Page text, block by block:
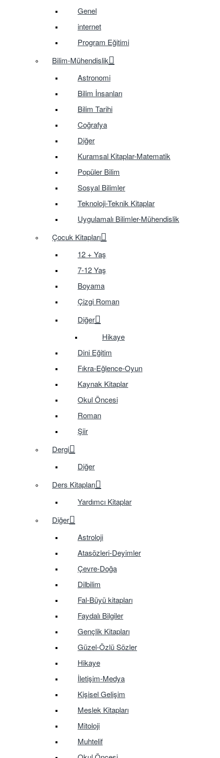
Genel
internet
Program Eğitimi
Bilim-Mühendislik
Astronomi
Bilim İnsanları
Bilim Tarihi
Coğrafya
Diğer
Kuramsal Kitaplar-Matematik
Popüler Bilim
Sosyal Bilimler
Teknoloji-Teknik Kitaplar
Uygulamalı Bilimler-Mühendislik
Çocuk Kitapları
12 + Yaş
7-12 Yaş
Boyama
Çizgi Roman
Diğer
Hikaye
Dini Eğitim
Fıkra-Eğlence-Oyun
Kaynak Kitaplar
Okul Öncesi
Roman
Şiir
Dergi
Diğer
Ders Kitapları
Yardımcı Kitaplar
Diğer
Astroloji
Atasözleri-Deyimler
Çevre-Doğa
Dilbilim
Fal-Büyü kitapları
Faydalı Bilgiler
Gençlik Kitapları
Güzel-Özlü Sözler
Hikaye
İletişim-Medya
Kişisel Gelişim
Meslek Kitapları
Mitoloji
Muhtelif